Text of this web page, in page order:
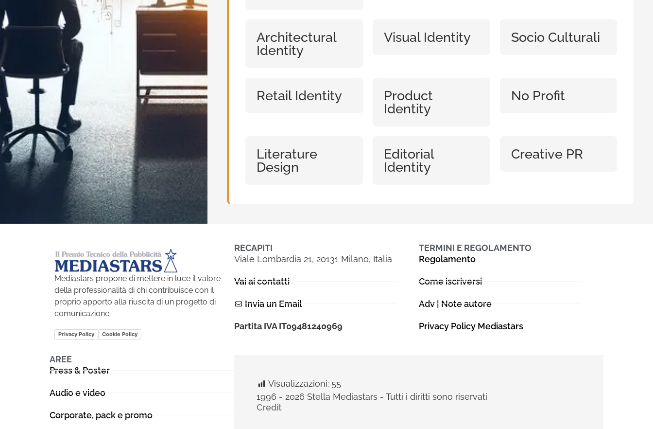
Architectural
Identity
Visual Identity Socio Culturali
Retail Identity
Product
Identity
No Profit
Literature
Design
Editorial
Identity
Creative PR
Mediastars propone di mettere in luce il valore
della professionalità di chi contribuisce con il
proprio apporto alla riuscita di un progetto di
comunicazione.
Privacy Policy Cookie Policy
RECAPITI
Viale Lombardia 21, 20131 Milano, Italia
Vai ai contatti
Invia un Email
Partita IVA IT09481240969
TERMINI E REGOLAMENTO
Regolamento
Come iscriversi
Adv | Note autore
Privacy Policy Mediastars
AREE
Press & Poster
Audio e video
Corporate, pack e promo
Visualizzazioni: 55
1996 - 2026 Stella Mediastars - Tutti i diritti sono riservati
Credit